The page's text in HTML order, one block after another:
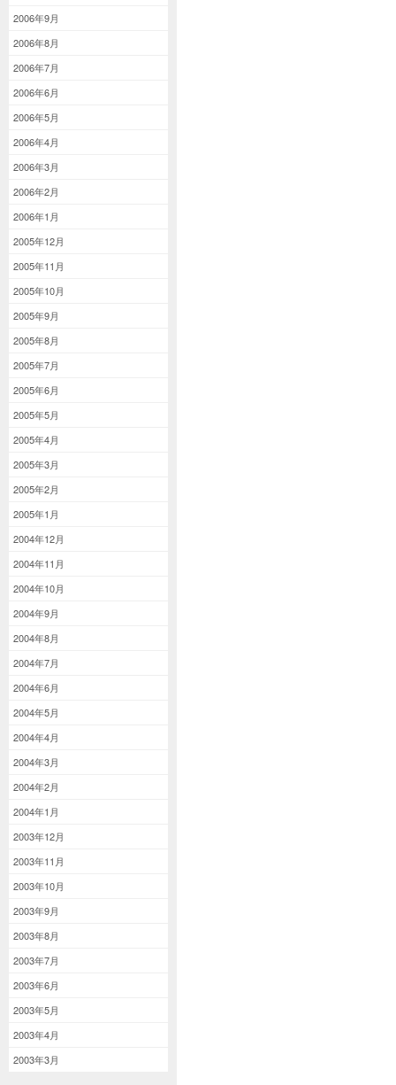
2006年9月
2006年8月
2006年7月
2006年6月
2006年5月
2006年4月
2006年3月
2006年2月
2006年1月
2005年12月
2005年11月
2005年10月
2005年9月
2005年8月
2005年7月
2005年6月
2005年5月
2005年4月
2005年3月
2005年2月
2005年1月
2004年12月
2004年11月
2004年10月
2004年9月
2004年8月
2004年7月
2004年6月
2004年5月
2004年4月
2004年3月
2004年2月
2004年1月
2003年12月
2003年11月
2003年10月
2003年9月
2003年8月
2003年7月
2003年6月
2003年5月
2003年4月
2003年3月